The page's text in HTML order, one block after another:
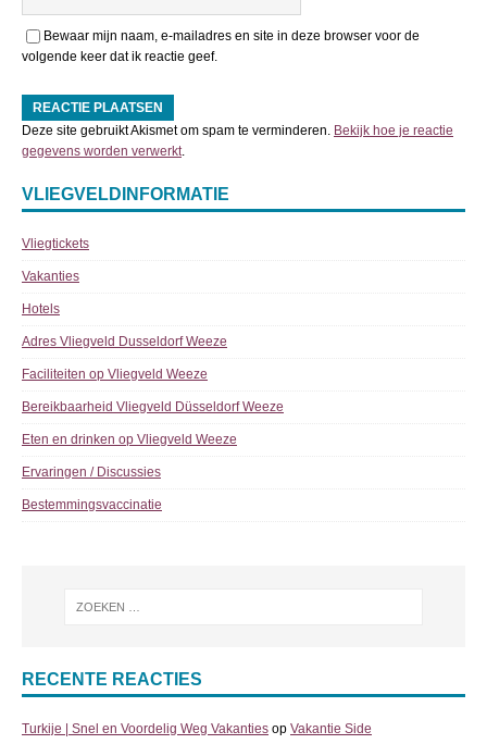
Bewaar mijn naam, e-mailadres en site in deze browser voor de
volgende keer dat ik reactie geef.
Deze site gebruikt Akismet om spam te verminderen. Bekijk hoe je reactie
gegevens worden verwerkt.
VLIEGVELDINFORMATIE
Vliegtickets
Vakanties
Hotels
Adres Vliegveld Dusseldorf Weeze
Faciliteiten op Vliegveld Weeze
Bereikbaarheid Vliegveld Düsseldorf Weeze
Eten en drinken op Vliegveld Weeze
Ervaringen / Discussies
Bestemmingsvaccinatie
RECENTE REACTIES
Turkije | Snel en Voordelig Weg Vakanties op Vakantie Side